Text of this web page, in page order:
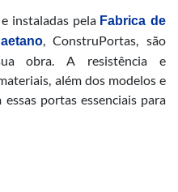
instaladas pela Fabrica de
, ConstruPortas, são
obra. A resistência e
além dos modelos e
portas essenciais para